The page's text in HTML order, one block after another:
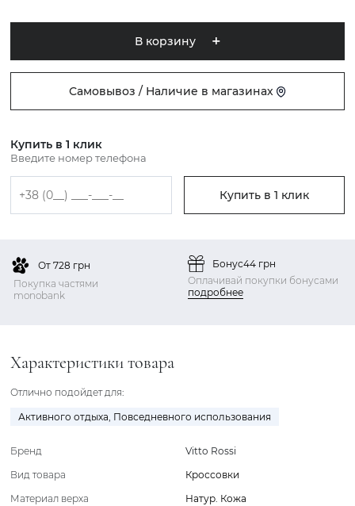
В корзину
Самовывоз / Наличие в магазинах
Купить в 1 клик
Введите номер телефона
Купить в 1 клик
От 728 грн
Покупка частями
monobank
Бонус44 грн
Оплачивай покупки бонусами
подробнее
Характеристики товара
Отлично подойдет для:
Активного отдыха, Повседневного использования
Бренд
Vitto Rossi
Вид товара
Кроссовки
Материал верха
Натур. Кожа